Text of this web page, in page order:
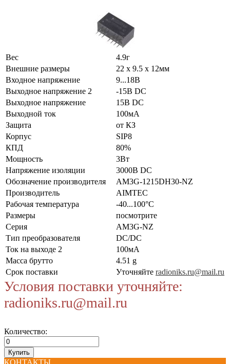
Вес
4.9г
Внешние размеры
22 x 9.5 x 12мм
Входное напряжение
9...18В
Выходное напряжение 2
-15В DC
Выходное напряжение
15В DC
Выходной ток
100мА
Защита
от КЗ
Корпус
SIP8
КПД
80%
Мощность
3Вт
Напряжение изоляции
3000В DC
Обозначение производителя
AM3G-1215DH30-NZ
Производитель
AIMTEC
Рабочая температура
-40...100°C
Размеры
посмотрите
Серия
AM3G-NZ
Тип преобразователя
DC/DC
Ток на выходе 2
100мА
Масса брутто
4.51 g
Срок поставки
Уточняйте radioniks.ru@mail.ru
Условия поставки уточняйте:
radioniks.ru@mail.ru
Количество:
КОНТАКТЫ